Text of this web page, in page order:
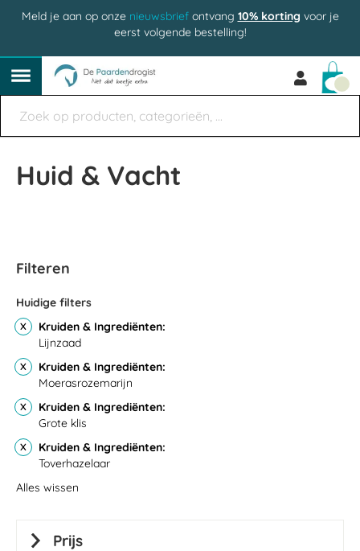
Meld je aan op onze nieuwsbriefontvang 10% korting voor je
eerst volgende bestelling!
Huid & Vacht
Filteren
Huidige filters
Kruiden & Ingrediënten
Lijnzaad
Kruiden & Ingrediënten
Moerasrozemarijn
Kruiden & Ingrediënten
Grote klis
Kruiden & Ingrediënten
Toverhazelaar
Alles wissen
Prijs